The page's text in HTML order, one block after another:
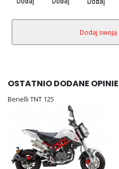
OSTATNIO DODANE OPINIE
Benelli TNT 125